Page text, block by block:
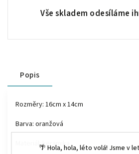
🌴 Hola, hola, léto volá! Jsme v
Vše skladem odesíláme
Popis
Rozměry: 16cm x 14cm
Barva: oranžová
Materiál: keramika